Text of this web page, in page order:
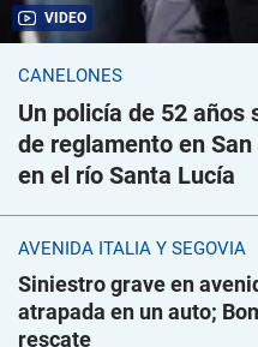
VIDEO
CANELONES
Un policía de 52 años
de reglamento en
en el río Santa Lucía
AVENIDA ITALIA Y SEGOVIA
Siniestro grave en
atrapada en un auto;
rescate